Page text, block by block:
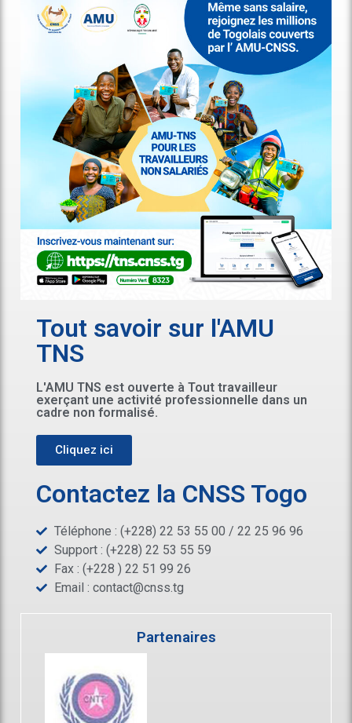
Tout savoir sur l'AMU
TNS
L'AMU TNS est ouverte à Tout travailleur
exerçant une activité professionnelle dans un
cadre non formalisé.
Cliquez ici
Contactez la CNSS Togo
Téléphone : (+228) 22 53 55 00 / 22 25 96 96
Support : (+228) 22 53 55 59
Fax : (+228 ) 22 51 99 26
Email : contact@cnss.tg
Partenaires